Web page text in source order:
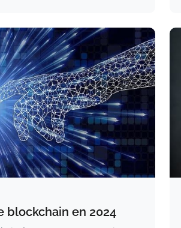
blockchain en 2024